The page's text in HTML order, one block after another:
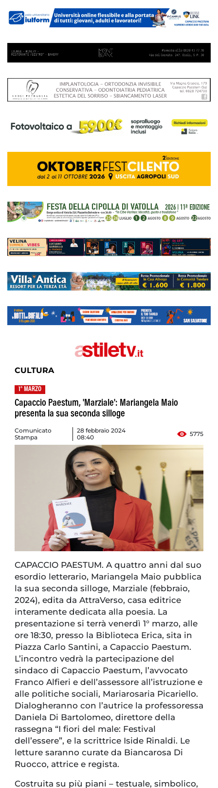
CULTURA
1° MARZO
Capaccio Paestum, 'Marziale': Mariangela Maio
presenta la sua seconda silloge
Comunicato
Stampa
28 febbraio 2024
08:40
5775
CAPACCIO PAESTUM. A quattro anni dal suo
esordio letterario, Mariangela Maio pubblica
la sua seconda silloge, Marziale (febbraio,
2024), edita da AttraVerso, casa editrice
interamente dedicata alla poesia. La
presentazione si terrà venerdì 1° marzo, alle
ore 18:30, presso la Biblioteca Erica, sita in
Piazza Carlo Santini, a Capaccio Paestum.
L’incontro vedrà la partecipazione del
sindaco di Capaccio Paestum, l’avvocato
Franco Alfieri e dell’assessore all’istruzione e
alle politiche sociali, Mariarosaria Picariello.
Dialogheranno con l’autrice la professoressa
Daniela Di Bartolomeo, direttore della
rassegna “I fiori del male: Festival
dell’essere”, e la scrittrice Iside Rinaldi. Le
letture saranno curate da Biancarosa Di
Ruocco, attrice e regista.
Costruita su più piani – testuale, simbolico,